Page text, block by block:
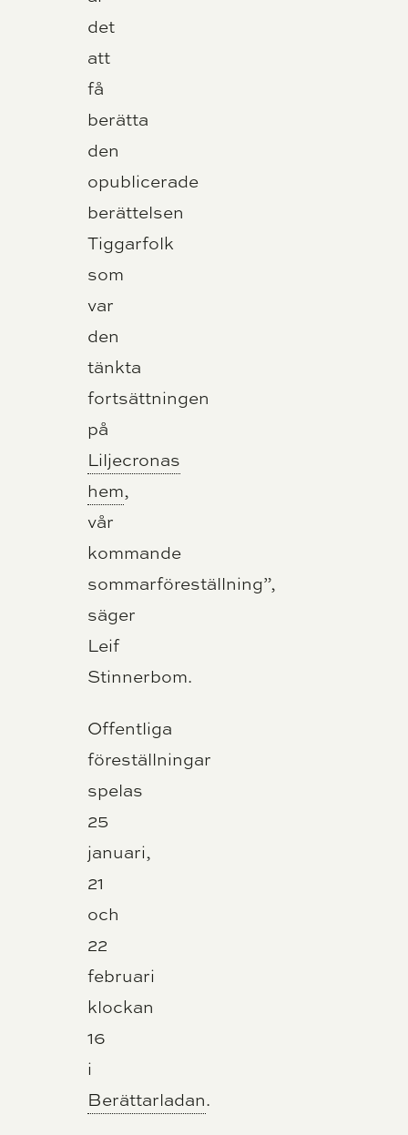
det
att
få
berätta
den
opublicerade
berättelsen
Tiggarfolk
som
var
den
tänkta
fortsättningen
på
Liljecronas
hem,
vår
kommande
sommarföreställning”,
säger
Leif
Stinnerbom.
Offentliga
föreställningar
spelas
25
januari,
21
och
22
februari
klockan
16
i
Berättarladan.